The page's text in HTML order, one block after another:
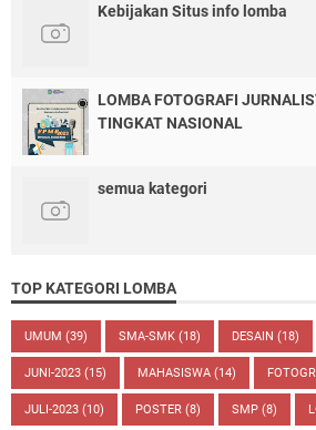
Kebijakan Situs info lomba
LOMBA FOTOGRAFI
TINGKAT NASIONAL
semua kategori
TOP KATEGORI LOMBA
UMUM (39) SMA-SMK (18) DESAIN (18)
JUNI-2023 (15) MAHASISWA (14)
JULI-2023 (10) POSTER (8) SMP (8)